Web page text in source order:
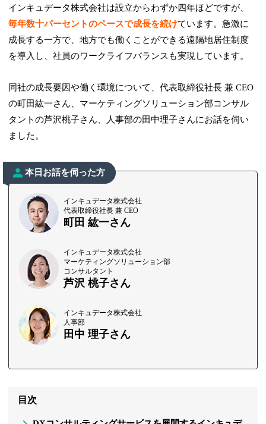
インキュデータ株式会社は設立からわずか四年ほどですが、
毎年数十パーセントのペースで成長を続けています。急激に
成長する一方で、地方でも働くことができる遠隔地居住制度
を導入し、社員のワークライフバランスも実現しています。
同社の成長要因や働く環境について、代表取締役社長 兼 CEO
の町田紘一さん、マーケティングソリューション部コンサル
タントの芦沢桃子さん、人事部の田中理子さんにお話を伺い
ました。
本日お話を伺った方
インキュデータ株式会社
代表取締役社長 兼 CEO
町田 紘一さん
インキュデータ株式会社
マーケティングソリューション部
コンサルタント
芦沢 桃子さん
インキュデータ株式会社
人事部
田中 理子さん
目次